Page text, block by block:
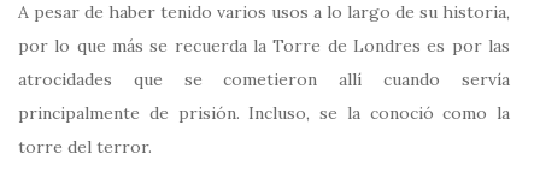
A pesar de haber tenido varios usos a lo largo de su historia,
por lo que más se recuerda la Torre de Londres es por las
atrocidades que se cometieron allí cuando servía
principalmente de prisión. Incluso, se la conoció como la
torre del terror.